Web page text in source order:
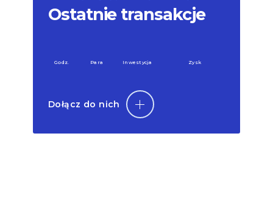
Ostatnie transakcje
Godz. Para Inwestycja Zysk
Dołącz do nich